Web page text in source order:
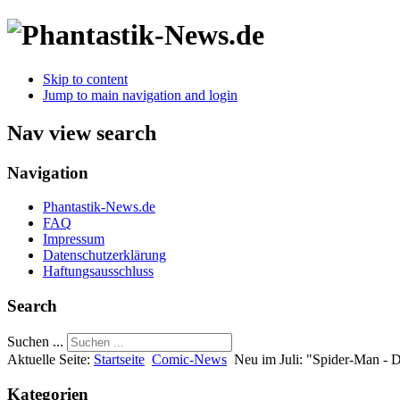
Skip to content
Jump to main navigation and login
Nav view search
Navigation
Phantastik-News.de
FAQ
Impressum
Datenschutzerklärung
Haftungsausschluss
Search
Suchen ...
Aktuelle Seite: Startseite Comic-News Neu im Juli: "Spider-Man -
Kategorien